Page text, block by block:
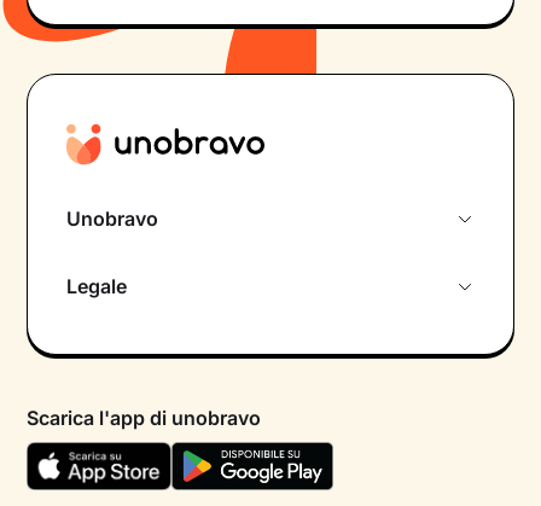
Unobravo
Psicologo in chat
Aiuto urgente
FAQ
Legale
Termini e condizioni
Informativa Privacy
Scarica l'app di unobravo